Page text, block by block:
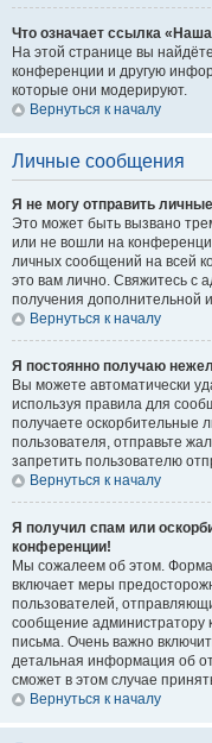
Что означает ссылка
На этой странице вы
конференции и другую
которые они модерируют.
Вернуться к началу
Личные сообщения
Я не могу отправить
Это может быть вызвано
или не вошли на
личных сообщений на всей
это вам лично. Свяжитесь с
получения дополнительной
Вернуться к началу
Я постоянно получаю
Вы можете автоматически
используя правила для
получаете оскорбительные
пользователя, отправьте
запретить пользователю
Вернуться к началу
Я получил спам или
конференции!
Мы сожалеем об этом.
включает меры
пользователей,
сообщение администратору
письма. Очень важно
детальная информация об
сможет в этом случае
Вернуться к началу